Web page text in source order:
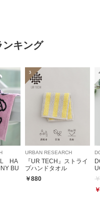
す。ふんわりとした肌触りが心
す。デザインもシンプルでいい
ンキング
HA
BU
3
URBAN RESEARCH
『UR TECH』ストライ
プハンドタオル
￥880